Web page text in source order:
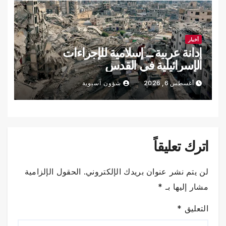
أخبار
إدانة عربية ــ إسلامية للإجراءات
الإسرائيلية في القدس
أغسطس 6, 2026 شؤون آسيوية
اترك تعليقاً
لن يتم نشر عنوان بريدك الإلكتروني. الحقول الإلزامية
مشار إليها بـ *
التعليق *